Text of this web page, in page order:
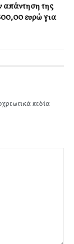
απάντηση της
ευρώ για
πεδία